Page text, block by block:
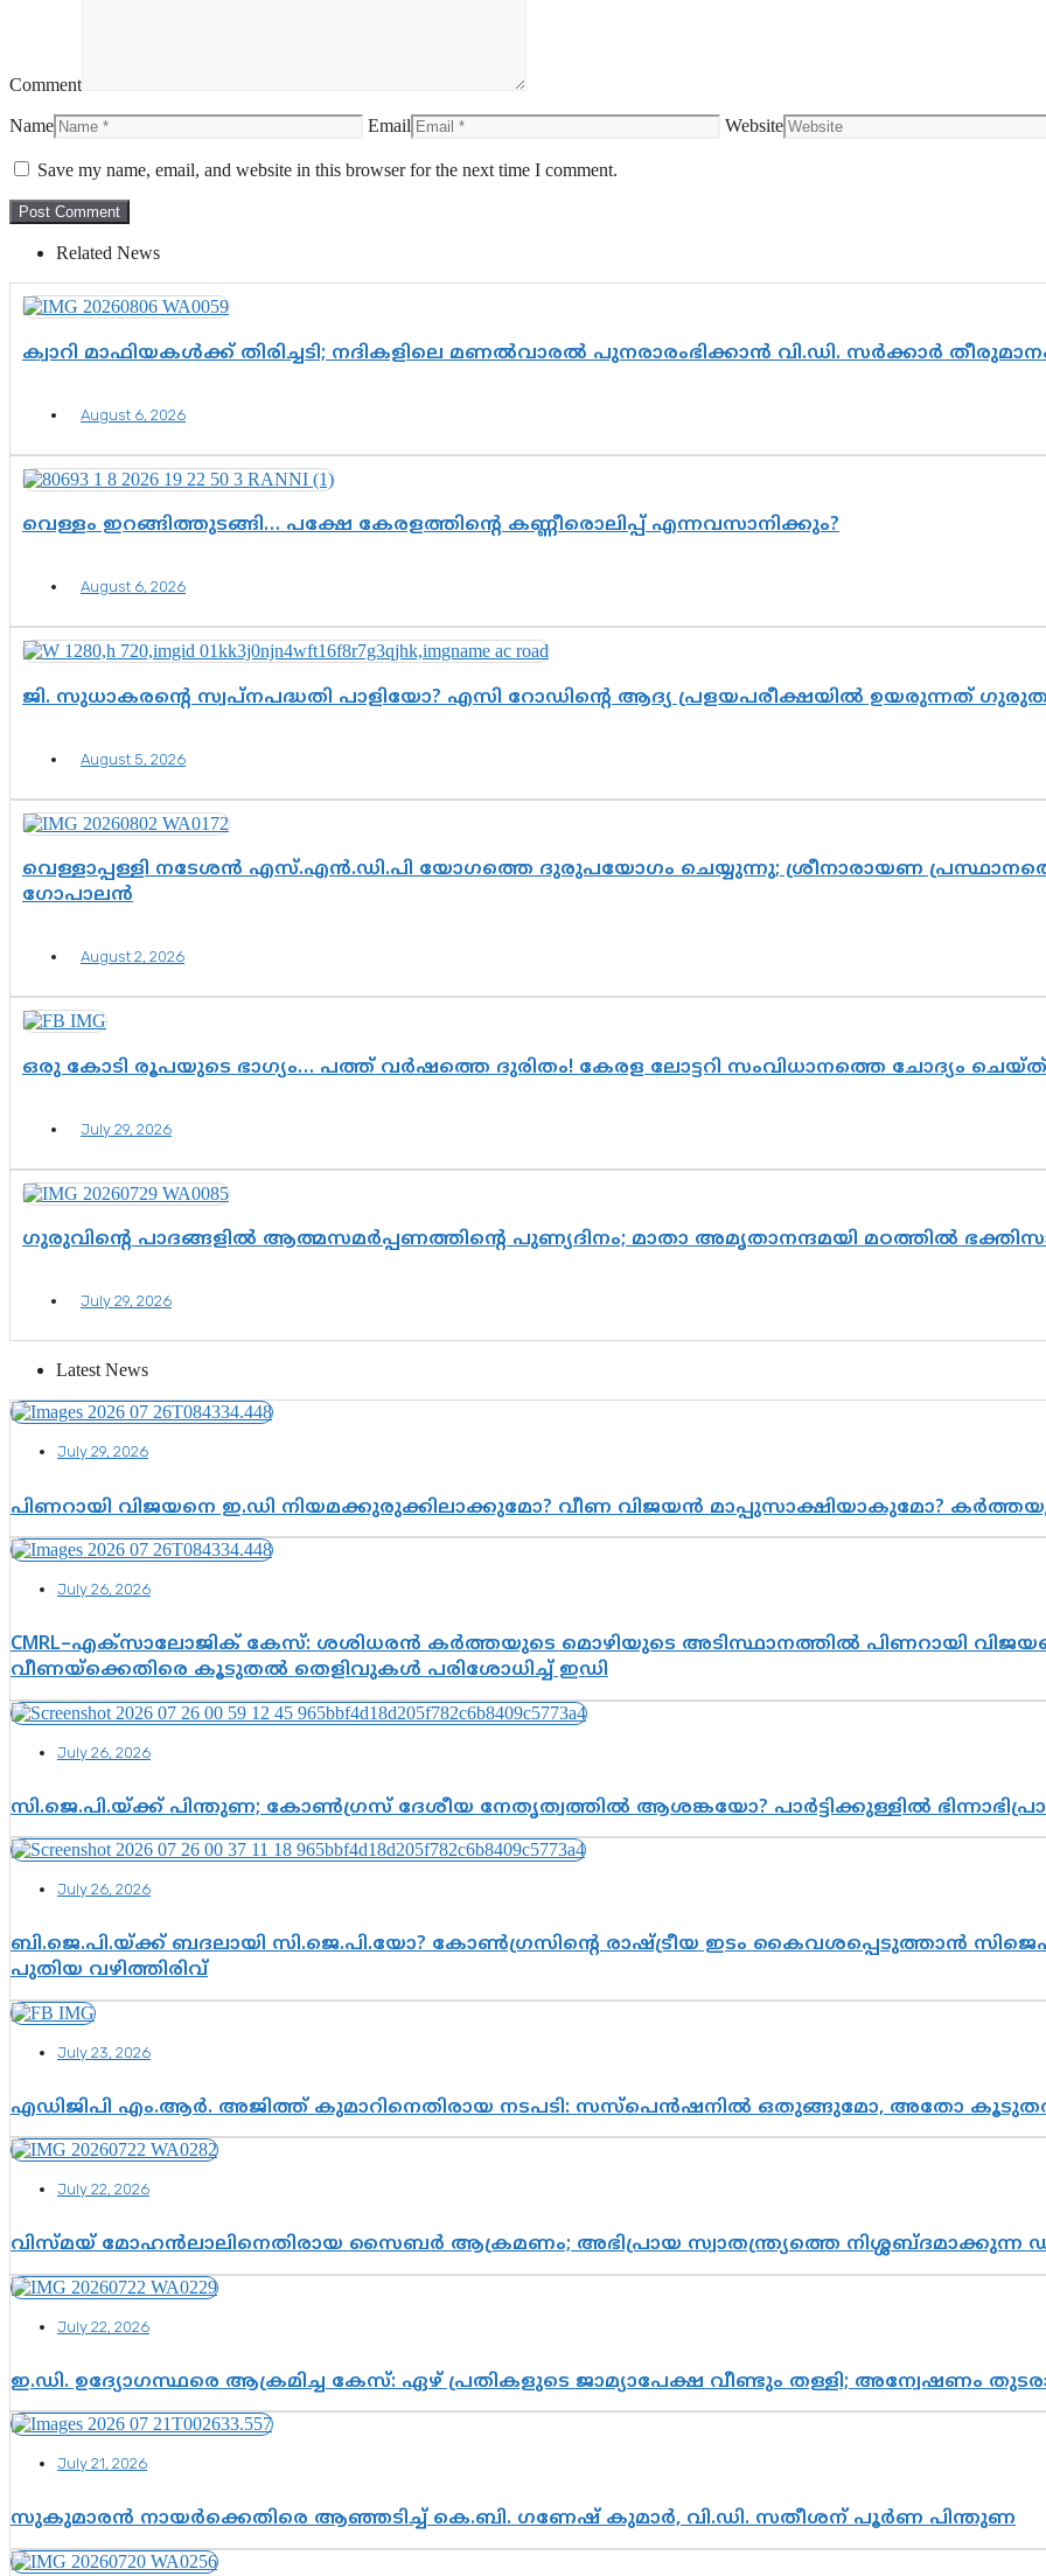
Comment
Name Email Website
Save my name, email, and website in this browser for the next time I comment.
Related News
ക്വാറി മാഫിയകൾക്ക് തിരിച്ചടി; നദികളിലെ മണൽവാരൽ പുനരാരംഭിക്കാൻ വി.ഡി. സർക്കാർ
August 6, 2026
വെള്ളം ഇറങ്ങിത്തുടങ്ങി… പക്ഷേ കേരളത്തിന്റെ കണ്ണീരൊലിപ്പ് എന്നവസാനിക്കും?
August 6, 2026
ജി. സുധാകരന്റെ സ്വപ്നപദ്ധതി പാളിയോ? എസി റോഡിന്റെ ആദ്യ പ്രളയപരീക്ഷയിൽ ഉയരുന്നത്
August 5, 2026
വെള്ളാപ്പള്ളി നടേശൻ എസ്.എൻ.ഡി.പി യോഗത്തെ ദുരുപയോഗം ചെയ്യുന്നു; ശ്രീനാരായണ
ഗോപാലൻ
August 2, 2026
ഒരു കോടി രൂപയുടെ ഭാഗ്യം… പത്ത് വർഷത്തെ ദുരിതം! കേരള ലോട്ടറി സംവിധാനത്തെ ചോദ്യം
July 29, 2026
ഗുരുവിന്റെ പാദങ്ങളിൽ ആത്മസമർപ്പണത്തിന്റെ പുണ്യദിനം; മാതാ അമൃതാനന്ദമയി മഠത്തിൽ
July 29, 2026
Latest News
July 29, 2026
പിണറായി വിജയനെ ഇ.ഡി നിയമക്കുരുക്കിലാക്കുമോ? വീണ വിജയൻ മാപ്പുസാക്ഷിയാകുമോ?
July 26, 2026
CMRL–എക്‌സാലോജിക് കേസ്: ശശിധരൻ കർത്തയുടെ മൊഴിയുടെ അടിസ്ഥാനത്തിൽ പിണറായി
വീണയ്‌ക്കെതിരെ കൂടുതൽ തെളിവുകൾ പരിശോധിച്ച് ഇഡി
July 26, 2026
സി.ജെ.പി.യ്ക്ക് പിന്തുണ; കോൺഗ്രസ് ദേശീയ നേതൃത്വത്തിൽ ആശങ്കയോ? പാർട്ടിക്കുള്ളിൽ
July 26, 2026
ബി.ജെ.പി.യ്ക്ക് ബദലായി സി.ജെ.പി.യോ? കോൺഗ്രസിന്റെ രാഷ്ട്രീയ ഇടം കൈവശപ്പെടുത്താൻ
പുതിയ വഴിത്തിരിവ്
July 23, 2026
എഡിജിപി എം.ആർ. അജിത്ത് കുമാറിനെതിരായ നടപടി: സസ്പെൻഷനിൽ ഒതുങ്ങുമോ, അതോ
July 22, 2026
വിസ്മയ് മോഹൻലാലിനെതിരായ സൈബർ ആക്രമണം; അഭിപ്രായ സ്വാതന്ത്ര്യത്തെ നിശ്ശബ്ദമാക്കുന്ന
July 22, 2026
ഇ.ഡി. ഉദ്യോഗസ്ഥരെ ആക്രമിച്ച കേസ്: ഏഴ് പ്രതികളുടെ ജാമ്യാപേക്ഷ വീണ്ടും തള്ളി; അന്വേഷണം
July 21, 2026
സുകുമാരൻ നായർക്കെതിരെ ആഞ്ഞടിച്ച് കെ.ബി. ഗണേഷ് കുമാർ, വി.ഡി. സതീശന് പൂർണ പിന്തുണ